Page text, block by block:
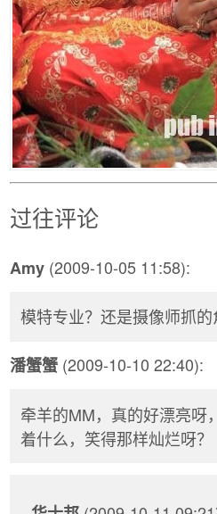
过往评论
Amy (2009-10-05 11:58):
模特专业？还是摄像师抓
潘蟹蟹 (2009-10-10 22:40):
牵羊的MM，真的好漂亮呀
着什么，笑得那样灿烂呀？